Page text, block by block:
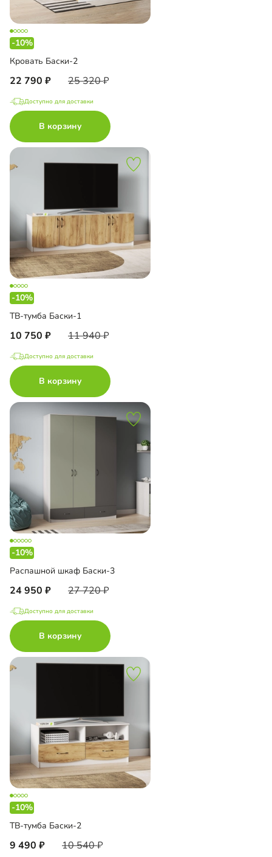
-10%
Кровать Баски-2
22 790 25 320
Доступно для доставки
В корзину
-10%
ТВ-тумба Баски-1
10 750 11 940
Доступно для доставки
В корзину
-10%
Распашной шкаф Баски-3
24 950 27 720
Доступно для доставки
В корзину
-10%
ТВ-тумба Баски-2
9 490 10 540